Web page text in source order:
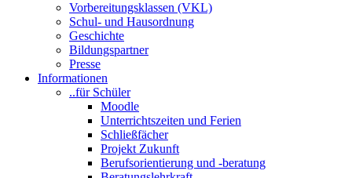
Vorbereitungsklassen (VKL)
Schul- und Hausordnung
Geschichte
Bildungspartner
Presse
Informationen
..für Schüler
Moodle
Unterrichtszeiten und Ferien
Schließfächer
Projekt Zukunft
Berufsorientierung und -beratung